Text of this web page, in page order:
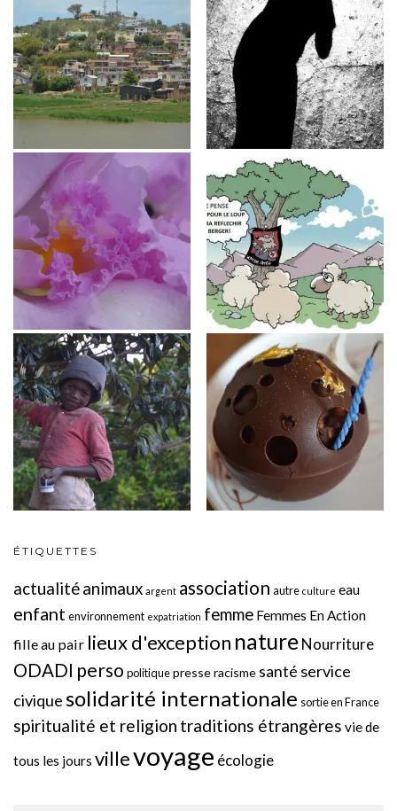
ÉTIQUETTES
actualitéanimaux argent association autre culture eau
enfant environnement expatriation femme Femmes En Action
fille au pair lieux d'exception natureNourriture
ODADI perso politiquepresseracisme santé service
civiquesolidarité internationale sortie en France
spiritualité et religion traditions étrangères vie de
tous les jours villevoyage écologie